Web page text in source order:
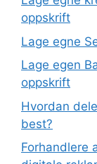
oppskrift
Lage egne
Lage egen
oppskrift
Hvordan
best?
Forhandlere